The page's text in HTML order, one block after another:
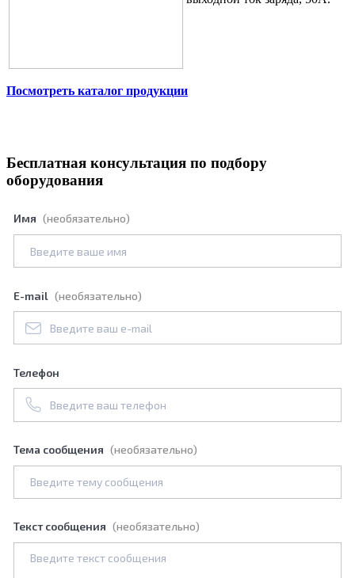
Посмотреть каталог продукции
Бесплатная консультация по подбору
оборудования
Имя (необязательно)
E-mail (необязательно)
Телефон
Тема сообщения (необязательно)
Текст сообщения (необязательно)